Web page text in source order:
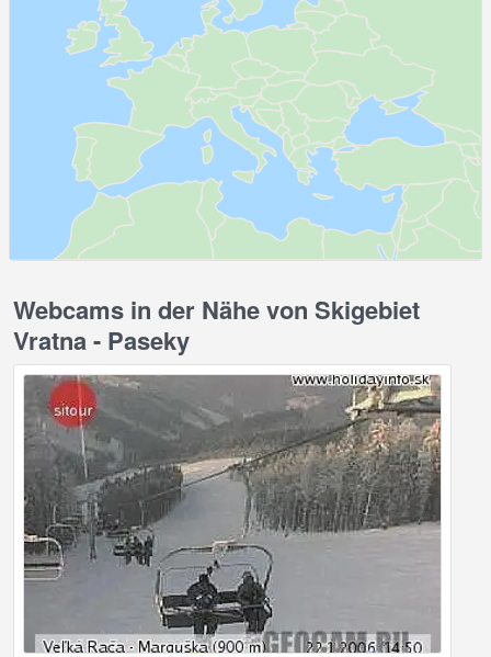
Webcams in der Nähe von Skigebiet
Vratna - Paseky